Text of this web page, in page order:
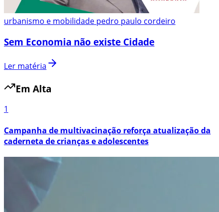
urbanismo e mobilidade pedro paulo cordeiro
Sem Economia não existe Cidade
Ler matéria
Em Alta
1
Campanha de multivacinação reforça atualização da
caderneta de crianças e adolescentes